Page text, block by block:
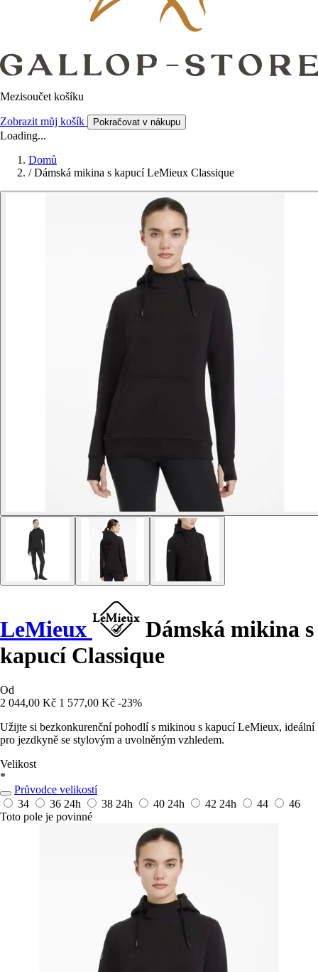
Mezisoučet košíku
Zobrazit můj košík Pokračovat v nákupu
Loading...
Domů
/ Dámská mikina s kapucí LeMieux Classique
LeMieux
Dámská mikina s
kapucí Classique
Od
2 044,00 Kč 1 577,00 Kč -23%
Užijte si bezkonkurenční pohodlí s mikinou s kapucí LeMieux, ideální
pro jezdkyně se stylovým a uvolněným vzhledem.
Velikost
*
Průvodce velikostí
34
36 24h 38 24h 40 24h 42 24h 44
46
Toto pole je povinné